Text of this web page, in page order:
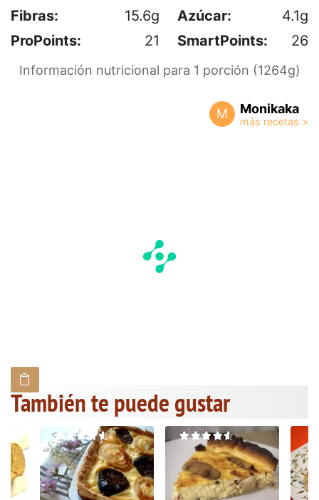
Fibras:
15.6g Azúcar:
4.1g
ProPoints:
21 SmartPoints: 26
Información nutricional para 1 porción (1264g)
M Monikaka
También te puede gustar